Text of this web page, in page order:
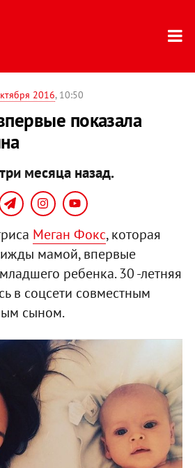
2016, 10:50
показала
месяца назад.
Меган Фокс, которая
мамой, впервые
ребенка. 30 -летняя
в соцсети совместным
сыном.